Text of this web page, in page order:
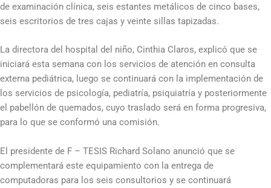
de examinación clínica, seis estantes metálicos de cinco bases,
seis escritorios de tres cajas y veinte sillas tapizadas.
La directora del hospital del niño, Cinthia Claros, explicó que se
iniciará esta semana con los servicios de atención en consulta
externa pediátrica, luego se continuará con la implementación de
los servicios de psicología, pediatría, psiquiatría y posteriormente
el pabellón de quemados, cuyo traslado será en forma progresiva,
para lo que se conformó una comisión.
El presidente de F – TESIS Richard Solano anunció que se
complementará este equipamiento con la entrega de
computadoras para los seis consultorios y se continuará